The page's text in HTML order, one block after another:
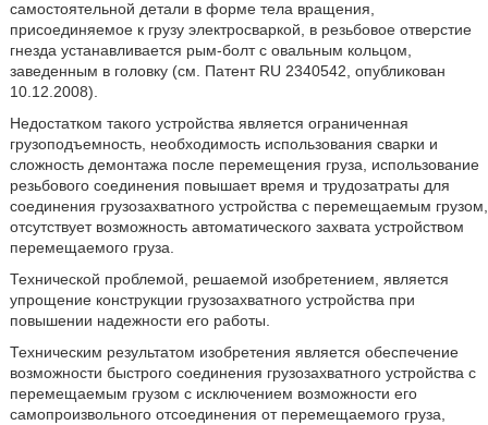
самостоятельной детали в форме тела вращения,
присоединяемое к грузу электросваркой, в резьбовое отверстие
гнезда устанавливается рым-болт с овальным кольцом,
заведенным в головку (см. Патент RU 2340542, опубликован
10.12.2008).
Недостатком такого устройства является ограниченная
грузоподъемность, необходимость использования сварки и
сложность демонтажа после перемещения груза, использование
резьбового соединения повышает время и трудозатраты для
соединения грузозахватного устройства с перемещаемым грузом,
отсутствует возможность автоматического захвата устройством
перемещаемого груза.
Технической проблемой, решаемой изобретением, является
упрощение конструкции грузозахватного устройства при
повышении надежности его работы.
Техническим результатом изобретения является обеспечение
возможности быстрого соединения грузозахватного устройства с
перемещаемым грузом с исключением возможности его
самопроизвольного отсоединения от перемещаемого груза,